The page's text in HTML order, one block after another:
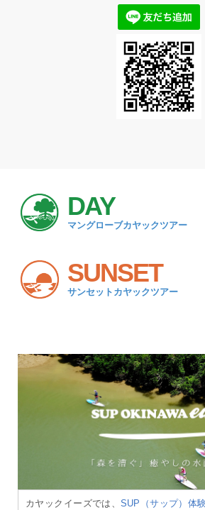
DAY
マングローブカヤックツアー
SUNSET
サンセットカヤックツアー
カヤックイーズでは、SUP（サップ）体